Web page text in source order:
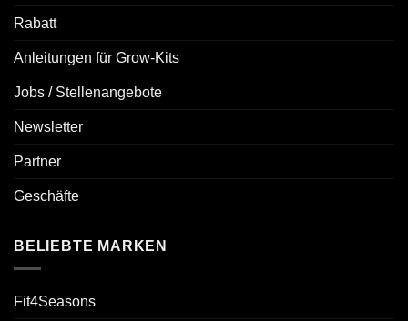
Rabatt
Anleitungen für Grow-Kits
Jobs / Stellenangebote
Newsletter
Partner
Geschäfte
BELIEBTE MARKEN
Fit4Seasons